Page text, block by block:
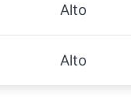
Alto
Alto